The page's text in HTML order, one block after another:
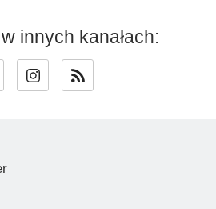
innych kanałach: